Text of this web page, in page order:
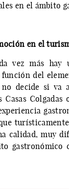
en el ámbito
en el
vez más
del
decide si va
calidad, muy
gastronómico